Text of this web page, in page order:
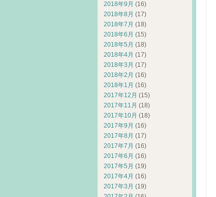
2018年9月 (16)
2018年8月 (17)
2018年7月 (18)
2018年6月 (15)
2018年5月 (18)
2018年4月 (17)
2018年3月 (17)
2018年2月 (16)
2018年1月 (16)
2017年12月 (15)
2017年11月 (18)
2017年10月 (18)
2017年9月 (16)
2017年8月 (17)
2017年7月 (16)
2017年6月 (16)
2017年5月 (19)
2017年4月 (16)
2017年3月 (19)